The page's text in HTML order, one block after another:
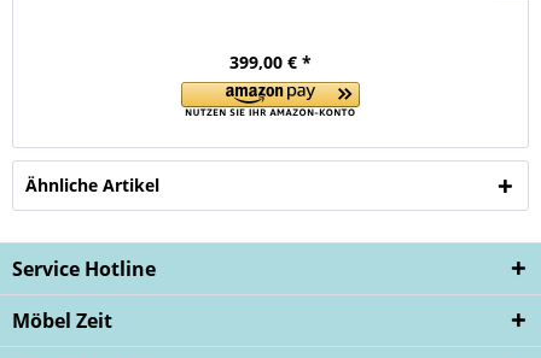
399,00 € *
Ähnliche Artikel
Service Hotline
Möbel Zeit